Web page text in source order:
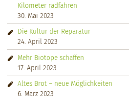
Kilometer radfahren
30. Mai 2023
Die Kultur der Reparatur
24. April 2023
Mehr Biotope schaffen
17. April 2023
Altes Brot – neue Möglichkeiten
6. März 2023